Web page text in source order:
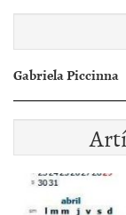
Gabriela Piccinna